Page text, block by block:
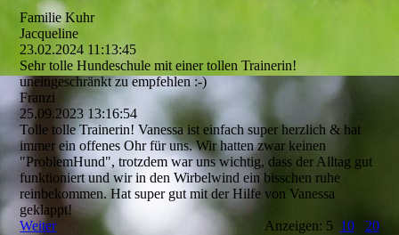
Familie Kuhr
Jacqueline
23.02.2024 11:13:45
Sehr tolle Hundeschule mit einer tollen Trainerin!
uneingeschränkt zu empfehlen :-)
Franzi
25.09.2023 13:16:54
Tolle tolle Trainerin! Vanessa ist einfach super herzlich & hat
immer ein offenes Ohr für uns. Wir hatten zwar keinen
"ProblemHund",­ trotzdem war uns wichtig, dass der Alltag gut
funktioniert und wir in den Wirbelwind ein bisschen ruhe
reinbekommen. Hat super gut mit der Hilfe von Vanessa
geklappt!
Weiter
Anzeigen: 5 10 20